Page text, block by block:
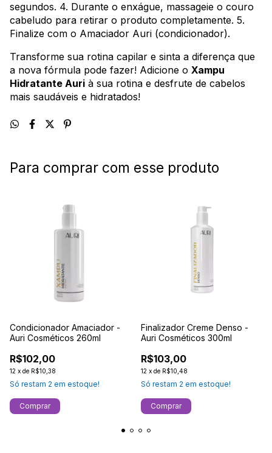
segundos. 4. Durante o enxágue, massageie o couro
cabeludo para retirar o produto completamente. 5.
Finalize com o Amaciador Auri (condicionador).
Transforme sua rotina capilar e sinta a diferença que
a nova fórmula pode fazer! Adicione o Xampu
Hidratante Auri à sua rotina e desfrute de cabelos
mais saudáveis e hidratados!
Para comprar com esse produto
Condicionador Amaciador -
Auri Cosméticos 260ml
R$102,00
12 x de R$10,38
Só restam 2 em estoque!
Finalizador Creme Denso -
Auri Cosméticos 300ml
R$103,00
12 x de R$10,48
Só restam 2 em estoque!